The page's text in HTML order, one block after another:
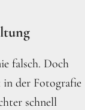
falsch. Doch
der Fotografie
schnell